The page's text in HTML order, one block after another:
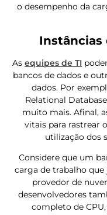
o desempenho da
Instâncias
As equipes de TI
bancos de dados e
dados. Por
Relational
muito mais. Afinal,
vitais para rastrear
utilização dos
Considere que um
carga de trabalho que
provedor de
desenvolvedores
completo de